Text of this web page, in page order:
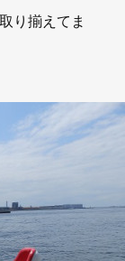
り揃えてま